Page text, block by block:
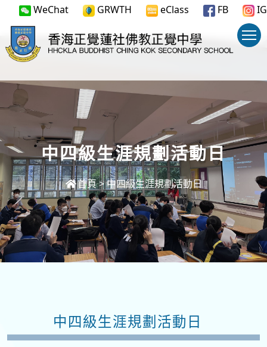
WeChat GRWTH eClass FB IG
中四級生涯規劃活動日
首頁>中四級生涯規劃活動日
中四級生涯規劃活動日